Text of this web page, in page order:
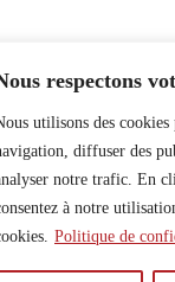
respectons
utilisons des
diffuser des
notre trafic. En
à notre
Politique de